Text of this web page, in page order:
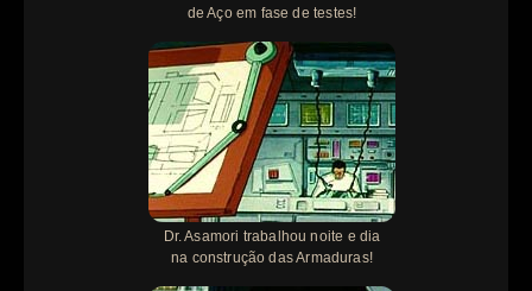
de Aço em fase de testes!
Dr. Asamori trabalhou noite e dia
na construção das Armaduras!